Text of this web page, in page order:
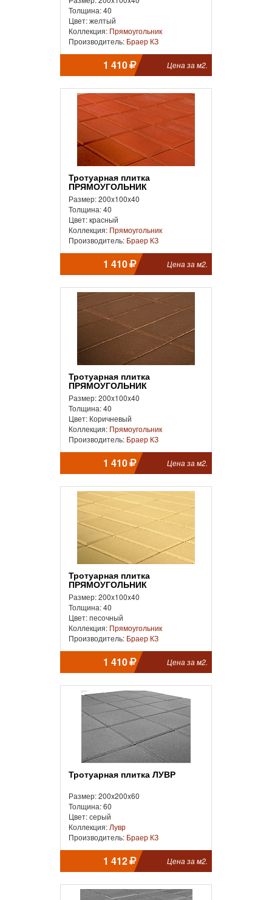
Толщина: 40
Цвет: желтый
Коллекция: Прямоугольник
Производитель: Браер КЗ
1 410 Цена за м2.
Тротуарная плитка
ПРЯМОУГОЛЬНИК
Размер: 200x100x40
Толщина: 40
Цвет: красный
Коллекция: Прямоугольник
Производитель: Браер КЗ
1 410 Цена за м2.
Тротуарная плитка
ПРЯМОУГОЛЬНИК
Размер: 200x100x40
Толщина: 40
Цвет: Коричневый
Коллекция: Прямоугольник
Производитель: Браер КЗ
1 410 Цена за м2.
Тротуарная плитка
ПРЯМОУГОЛЬНИК
Размер: 200x100x40
Толщина: 40
Цвет: песочный
Коллекция: Прямоугольник
Производитель: Браер КЗ
1 410 Цена за м2.
Тротуарная плитка ЛУВР
Размер: 200x200x60
Толщина: 60
Цвет: серый
Коллекция: Лувр
Производитель: Браер КЗ
1 412 Цена за м2.